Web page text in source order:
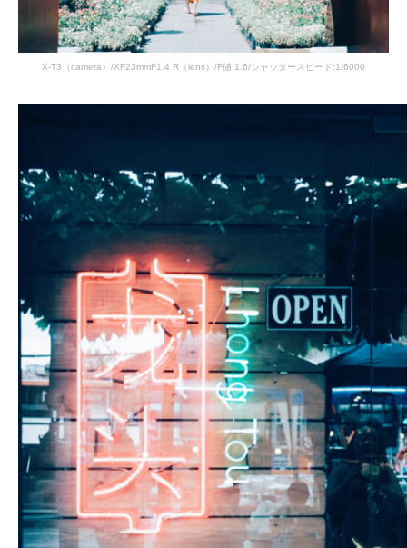
X-T3（camera）/XF23mmF1.4 R（lens）/F値:1.6/シャッタースピード:1/6000